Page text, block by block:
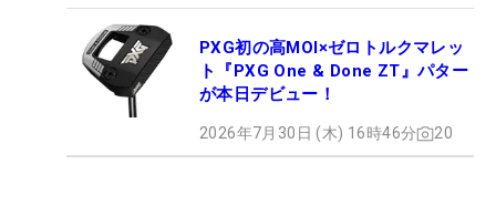
PXG初の高MOI×ゼロトルクマレッ
ト『PXG One & Done ZT』パター
が本日デビュー！
2026年7月30日 (木) 16時46分 20